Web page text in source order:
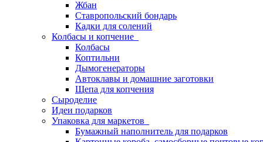
Жбан
Ставропольский бондарь
Кадки для солений
Колбасы и копчение
Колбасы
Коптильни
Дымогенераторы
Автоклавы и домашние заготовки
Щепа для копчения
Сыроделие
Идеи подарков
Упаковка для маркетов
Бумажный наполнитель для подарков